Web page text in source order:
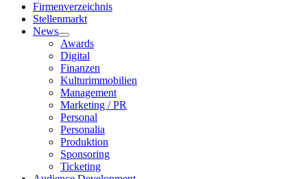
Firmenverzeichnis
Stellenmarkt
News
Show
sub
menu
Awards
Digital
Finanzen
Kulturimmobilien
Management
Marketing / PR
Personal
Personalia
Produktion
Sponsoring
Ticketing